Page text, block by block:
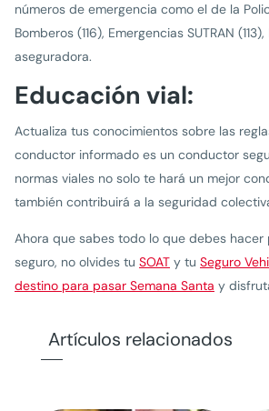
números de emergencia como el de la
Bomberos (116), Emergencias SUTRAN
aseguradora.
Educación vial:
Actualiza tus conocimientos sobre las
conductor informado es un conductor
normas viales no solo te hará un mejor
también contribuirá a la seguridad
Ahora que sabes todo lo que debes hacer
seguro, no olvides tu SOAT y tu Seguro
destino para pasar Semana Santa y
Artículos relacionados